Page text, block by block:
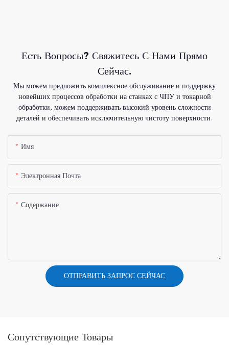
Есть Вопросы? Свяжитесь С Нами Прямо
Сейчас.
Мы можем предложить комплексное обслуживание и поддержку
новейших процессов обработки на станках с ЧПУ и токарной
обработки, можем поддерживать высокий уровень сложности
деталей и обеспечивать исключительную чистоту поверхности.
Имя
Электронная Почта
Содержание
ОТПРАВИТЬ ЗАПРОС СЕЙЧАС
Сопутствующие Товары